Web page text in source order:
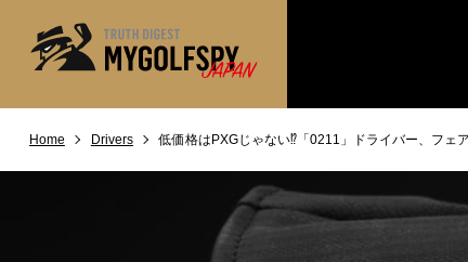
Home Drivers 低価格はPXGじゃない⁉「0211」ドライバー、フェ
MOST WANTED
新製品情報
ゴルフ上達・実践テクニック
※メー